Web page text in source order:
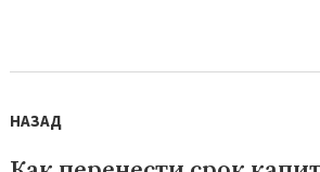
по
записям
НАЗАД